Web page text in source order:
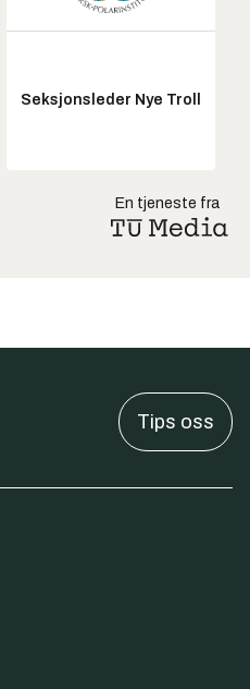
Seksjonsleder Nye Troll
En tjeneste fra
Tips oss